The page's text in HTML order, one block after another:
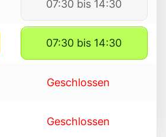
07:30 bis 14:30
07:30 bis 14:30
Geschlossen
Geschlossen